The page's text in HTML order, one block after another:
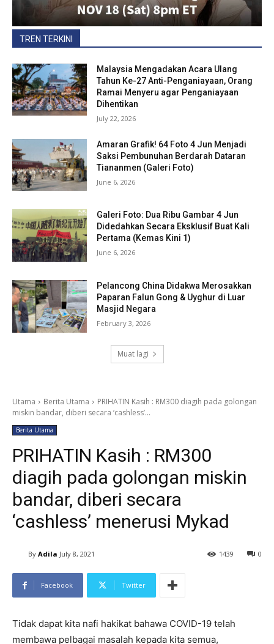
TREN TERKINI
Malaysia Mengadakan Acara Ulang
Tahun Ke-27 Anti-Penganiayaan, Orang
Ramai Menyeru agar Penganiayaan
Dihentikan
July 22, 2026
Amaran Grafik! 64 Foto 4 Jun Menjadi
Saksi Pembunuhan Berdarah Dataran
Tiananmen (Galeri Foto)
June 6, 2026
Galeri Foto: Dua Ribu Gambar 4 Jun
Didedahkan Secara Eksklusif Buat Kali
Pertama (Kemas Kini 1)
June 6, 2026
Pelancong China Didakwa Merosakkan
Paparan Falun Gong & Uyghur di Luar
Masjid Negara
February 3, 2026
Muat lagi